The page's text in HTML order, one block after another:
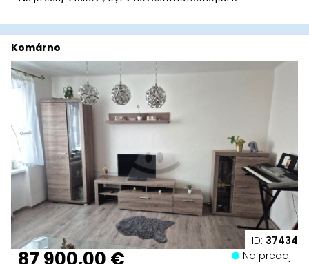
ID: 37434
Komárno
Na predaj